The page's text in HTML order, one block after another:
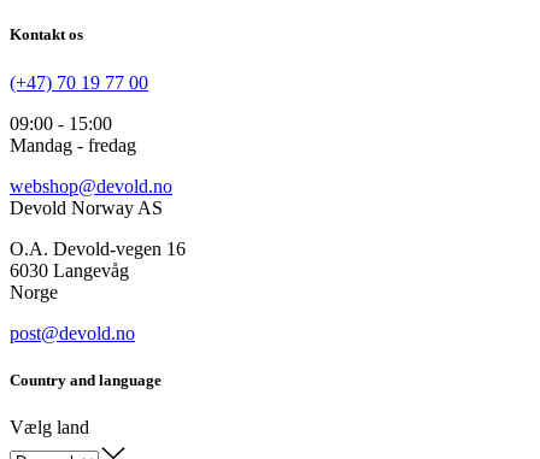
Kontakt os
(+47) 70 19 77 00
09:00 - 15:00
Mandag - fredag
webshop@devold.no
Devold Norway AS
O.A. Devold-vegen 16
6030 Langevåg
Norge
post@devold.no
Country and language
Vælg land